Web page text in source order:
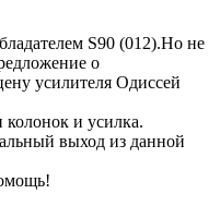
S90 (012).Но не
о
усилителя Одиссей
и усилка.
выход из данной